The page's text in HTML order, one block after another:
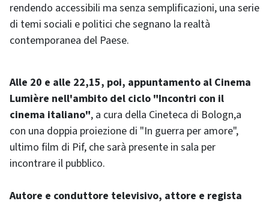
rendendo accessibili ma senza semplificazioni, una serie
di temi sociali e politici che segnano la realtà
contemporanea del Paese.
Alle 20 e alle 22,15, poi, appuntamento al Cinema
Lumière nell'ambito del ciclo "Incontri con il
cinema italiano", a cura della Cineteca di Bologn,a
con una doppia proiezione di "In guerra per amore",
ultimo film di Pif, che sarà presente in sala per
incontrare il pubblico.
Autore e conduttore televisivo, attore e regista